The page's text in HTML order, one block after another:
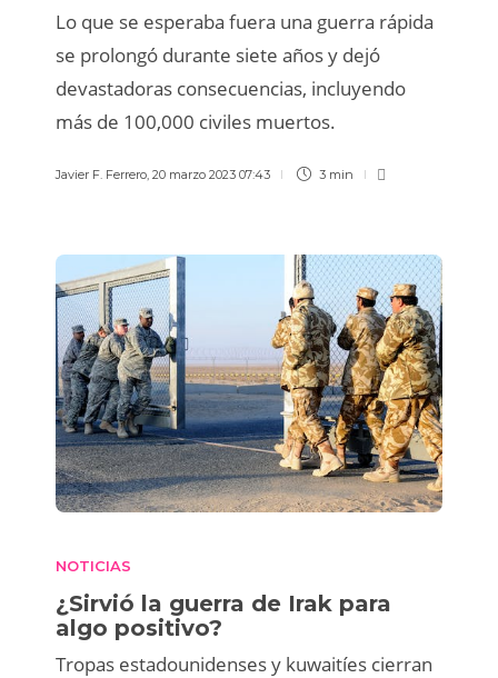
Lo que se esperaba fuera una guerra rápida
se prolongó durante siete años y dejó
devastadoras consecuencias, incluyendo
más de 100,000 civiles muertos.
Javier F. Ferrero, 20 marzo 2023 07:43 3 min
NOTICIAS
¿Sirvió la guerra de Irak para
algo positivo?
Tropas estadounidenses y kuwaitíes cierran